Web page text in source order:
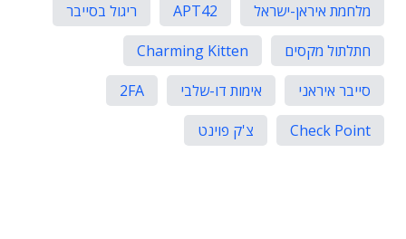
מלחמת איראן-ישראל
APT42
ריגול בסייבר
חתלתול מקסים
Charming Kitten
סייבר איראני
אימות דו-שלבי
2FA
Check Point
צ'ק פוינט